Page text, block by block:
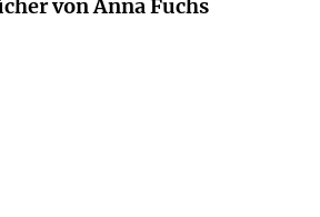
von Anna Fuchs